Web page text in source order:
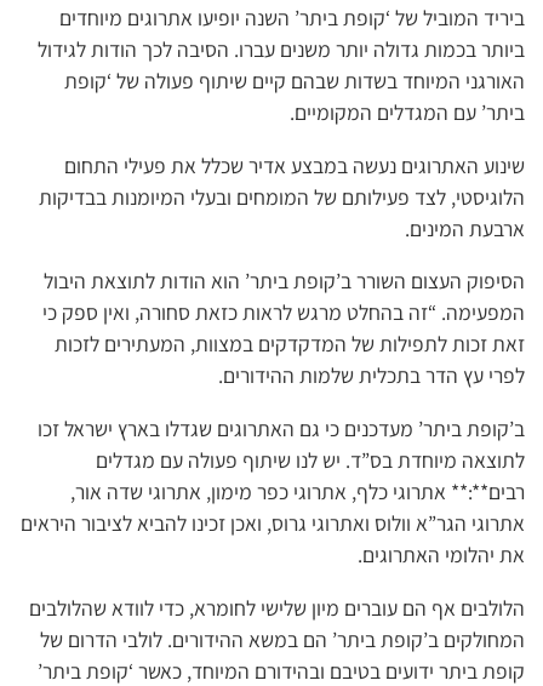
ביריד המוביל של ‘קופת ביתר’ השנה יופיעו אתרוגים מיוחדים
ביותר בכמות גדולה יותר משנים עברו. הסיבה לכך הודות לגידול
האורגני המיוחד בשדות שבהם קיים שיתוף פעולה של ‘קופת
ביתר’ עם המגדלים המקומיים.
שינוע האתרוגים נעשה במבצע אדיר שכלל את פעילי התחום
הלוגיסטי, לצד פעילותם של המומחים ובעלי המיומנות בבדיקות
ארבעת המינים.
הסיפוק העצום השורר ב’קופת ביתר’ הוא הודות לתוצאת היבול
המפעימה. “זה בהחלט מרגש לראות כזאת סחורה, ואין ספק כי
זאת זכות לתפילות של המדקדקים במצוות, המעתירים לזכות
לפרי עץ הדר בתכלית שלמות ההידורים.
ב’קופת ביתר’ מעדכנים כי גם האתרוגים שגדלו בארץ ישראל זכו
לתוצאה מיוחדת בס”ד. יש לנו שיתוף פעולה עם מגדלים
רבים**:** אתרוגי כלף, אתרוגי כפר מימון, אתרוגי שדה אור,
אתרוגי הגר”א וולוס ואתרוגי גרוס, ואכן זכינו להביא לציבור היראים
את יהלומי האתרוגים.
הלולבים אף הם עוברים מיון שלישי לחומרא, כדי לוודא שהלולבים
המחולקים ב’קופת ביתר’ הם במשא ההידורים. לולבי הדרום של
קופת ביתר ידועים בטיבם ובהידורם המיוחד, כאשר ‘קופת ביתר’